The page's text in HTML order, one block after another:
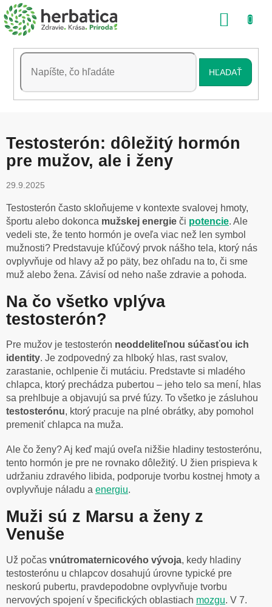
Prejsť
na
obsah
HĽADAŤ
Testosterón: dôležitý hormón
pre mužov, ale i ženy
29.9.2025
Testosterón často skloňujeme v kontexte svalovej hmoty,
športu alebo dokonca mužskej energie či potencie. Ale
vedeli ste, že tento hormón je oveľa viac než len symbol
mužnosti? Predstavuje kľúčový prvok nášho tela, ktorý nás
ovplyvňuje od hlavy až po päty, bez ohľadu na to, či sme
muž alebo žena. Závisí od neho naše zdravie a pohoda.
Na čo všetko vplýva
testosterón?
Pre mužov je testosterón neoddeliteľnou súčasťou ich
identity. Je zodpovedný za hlboký hlas, rast svalov,
zarastanie, ochlpenie či mutáciu. Predstavte si mladého
chlapca, ktorý prechádza pubertou – jeho telo sa mení, hlas
sa prehlbuje a objavujú sa prvé fúzy. To všetko je zásluhou
testosterónu, ktorý pracuje na plné obrátky, aby pomohol
premeniť chlapca na muža.
Ale čo ženy? Aj keď majú oveľa nižšie hladiny testosterónu,
tento hormón je pre ne rovnako dôležitý. U žien prispieva k
udržaniu zdravého libida, podporuje tvorbu kostnej hmoty a
ovplyvňuje náladu a energiu.
Muži sú z Marsu a ženy z
Venuše
Už počas vnútromaternicového vývoja, kedy hladiny
testosterónu u chlapcov dosahujú úrovne typické pre
neskorú pubertu, pravdepodobne ovplyvňuje tvorbu
nervových spojení v špecifických oblastiach mozgu. V 7.